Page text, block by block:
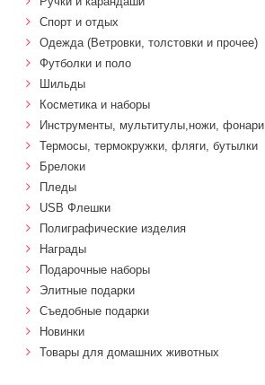
Спорт и отдых
Одежда (Ветровки, толстовки и прочее)
Футболки и поло
Шильды
Косметика и наборы
Инструменты, мультитулы,ножи, фонари
Термосы, термокружки, фляги, бутылки
Брелоки
Пледы
USB Флешки
Полиграфические изделия
Награды
Подарочные наборы
Элитные подарки
Cъедобные подарки
Новинки
Товары для домашних животных